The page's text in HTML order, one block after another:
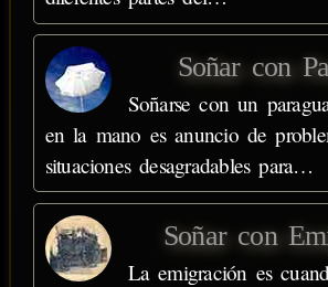
Soñar con
Soñarse con un
en la mano es anuncio de
situaciones desagradables para…
Soñar con
La emigración es